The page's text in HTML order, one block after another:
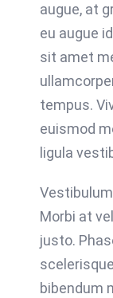
augue, at
eu augue
sit amet
tempus.
euismod
ligula
Morbi at
justo.
bibendum